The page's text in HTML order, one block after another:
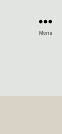
Menü